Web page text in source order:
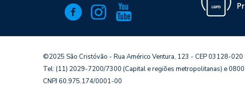
©2025 São Cristóvão - Rua Américo Ventura, 123 - CEP 03128-
Tel: (11) 2029-7200/7300 (Capital e regiões metropolitanas) e
CNPJ 60.975.174/0001-00